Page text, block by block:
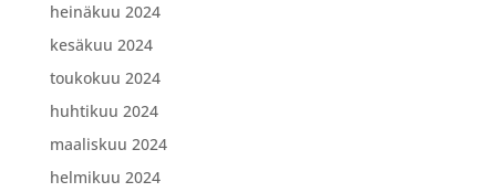
heinäkuu 2024
kesäkuu 2024
toukokuu 2024
huhtikuu 2024
maaliskuu 2024
helmikuu 2024